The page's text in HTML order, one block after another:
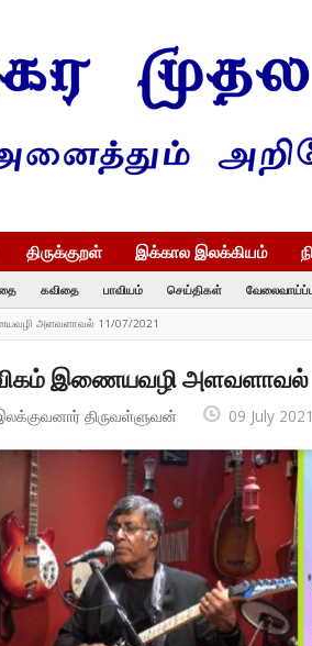
திருக்குறள் இக்கால இலக்கியம்
கவிதை பாவியம் செய்திகள்
அளவளாவல் 11/07/2021
இணையவழி அளவளாவல்
திருவள்ளுவன் 09 July 2021